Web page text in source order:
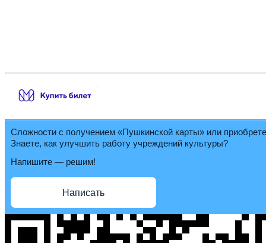
Сложности с получением «Пушкинской карты» или
Знаете, как улучшить работу учреждений культуры?
Напишите — решим!
Написать